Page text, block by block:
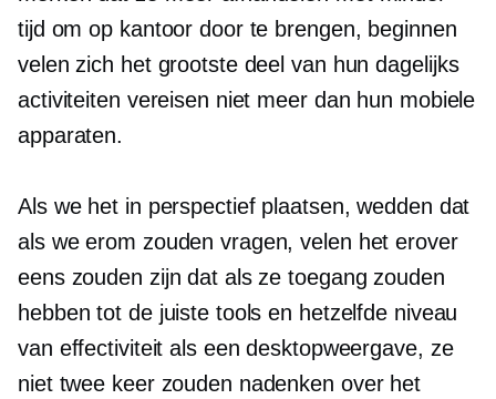
tijd om op kantoor door te brengen, beginnen
velen zich het grootste deel van hundagelijks
activiteiten vereisen niet meer dan hun mobiele
apparaten.
Als we het in perspectief plaatsen, wedden dat
als we erom zouden vragen, velen het erover
eens zouden zijn dat als ze toegang zouden
hebben tot de juiste tools en hetzelfde niveau
van effectiviteit als een desktopweergave, ze
niet twee keer zouden nadenken over het